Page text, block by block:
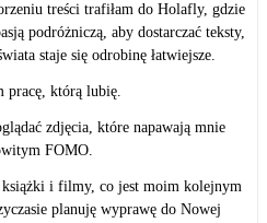
treści trafiłam do Holafly, gdzie
podróżniczą, aby dostarczać teksty,
staje się odrobinę łatwiejsze.
pracę, którą lubię.
zdjęcia, które napawają mnie
FOMO.
książki i filmy, co jest moim kolejnym
planuję wyprawę do Nowej